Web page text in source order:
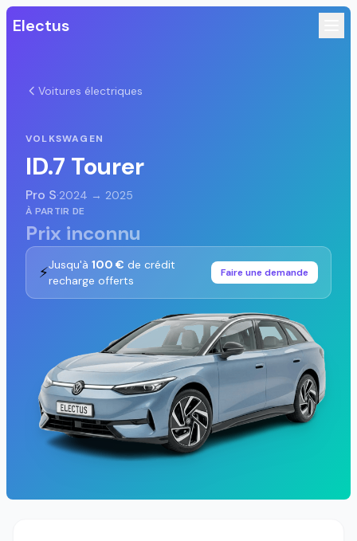
Electus
Voitures électriques
VOLKSWAGEN
ID.7 Tourer
Pro S·2024 → 2025
À PARTIR DE
Prix inconnu
⚡Jusqu'à 100 € de crédit
recharge offerts
Faire une demande